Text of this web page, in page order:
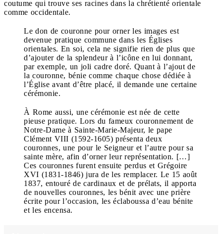
coutume qui trouve ses racines dans la chrétienté orientale
comme occidentale.
Le don de couronne pour orner les images est
devenue pratique commune dans les Églises
orientales. En soi, cela ne signifie rien de plus que
d’ajouter de la splendeur à l’icône en lui donnant,
par exemple, un joli cadre doré. Quant à l’ajout de
la couronne, bénie comme chaque chose dédiée à
l’Église avant d’être placé, il demande une certaine
cérémonie.
À Rome aussi, une cérémonie est née de cette
pieuse pratique. Lors du fameux couronnement de
Notre-Dame à Sainte-Marie-Majeur, le pape
Clément VIII (1592-1605) présenta deux
couronnes, une pour le Seigneur et l’autre pour sa
sainte mère, afin d’orner leur représentation. […]
Ces couronnes furent ensuite perdus et Grégoire
XVI (1831-1846) jura de les remplacer. Le 15 août
1837, entouré de cardinaux et de prélats, il apporta
de nouvelles couronnes, les bénit avec une prière
écrite pour l’occasion, les éclaboussa d’eau bénite
et les encensa.